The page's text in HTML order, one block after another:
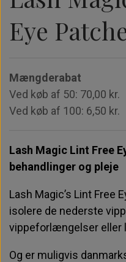
Perfect
Perfect
Perfect
Perfect
Perfect
Perfect
Perfect
Moon
Eye
Mængderabat
Ved køb af 50: 70,00 kr.
Ved køb af 100: 6,50 kr.
Lash Magic Lint Free
behandlinger og pleje
Lash Magic’s Lint Free
isolere de nederste
vippeforlængelser eller
Og er muligvis